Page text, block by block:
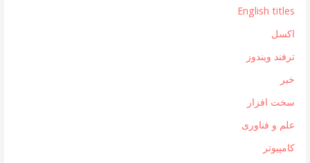
English titles
اکسل
ترفند ویندوز
خبر
سخت افزار
علم و فناوری
کامپیوتر